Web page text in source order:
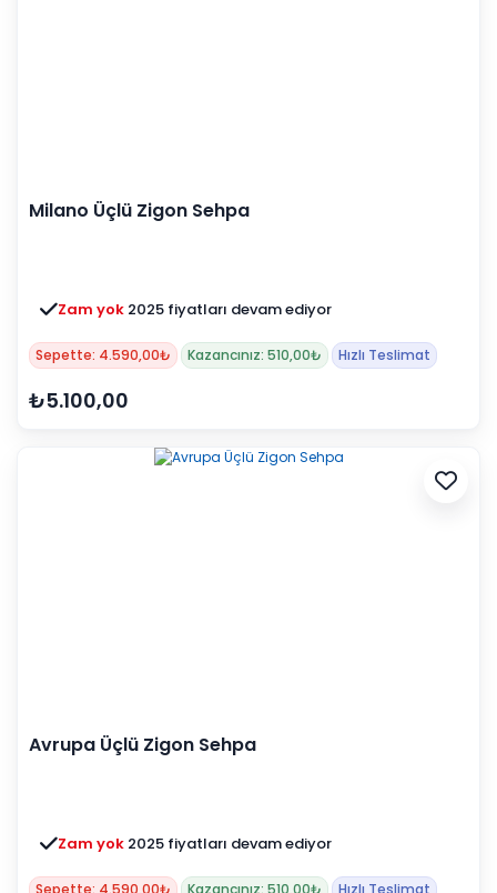
Milano Üçlü Zigon Sehpa
Zam yok 2025 fiyatları devam ediyor
Sepette: 4.590,00₺ Kazancınız: 510,00₺ Hızlı Teslimat
₺5.100,00
Avrupa Üçlü Zigon Sehpa
Zam yok 2025 fiyatları devam ediyor
Sepette: 4.590,00₺ Kazancınız: 510,00₺ Hızlı Teslimat